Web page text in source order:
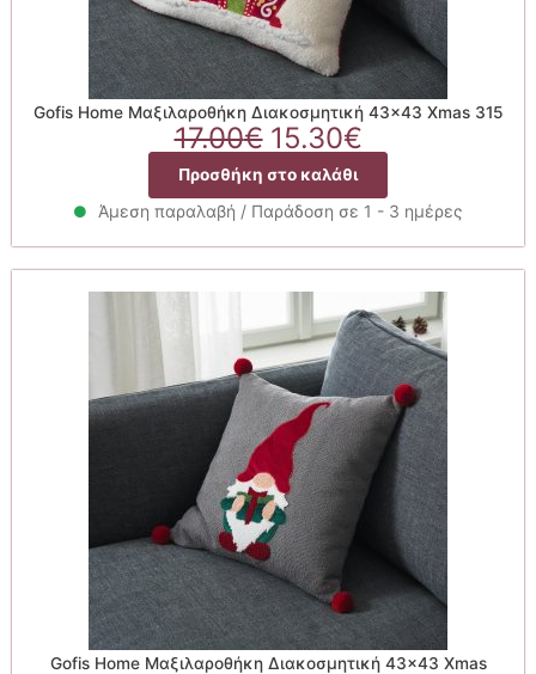
Gofis Home Μαξιλαροθήκη Διακοσμητική 43×43 Xmas 315
17.00€ Original
price
was:
17.00€.
15.30€Η
τρέχουσα
τιμή
είναι:
15.30€.
Προσθήκη στο καλάθι
Άμεση παραλαβή / Παράδοση σε 1 - 3 ημέρες
Gofis Home Μαξιλαροθήκη Διακοσμητική 43×43 Xmas